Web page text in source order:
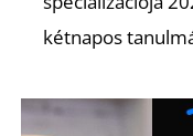
kétnapos